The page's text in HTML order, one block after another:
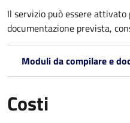
Il servizio può essere
documentazione prevista,
Moduli da compilare e
Costi